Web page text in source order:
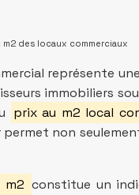
des locaux commerciaux
représente
immobiliers
prix au m2 local
non
m2 constitue un